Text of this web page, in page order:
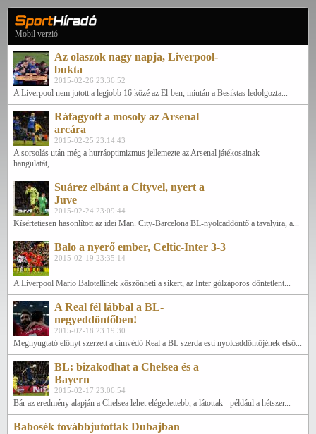
Mobil verzió
Az olaszok nagy napja, Liverpool-
bukta
2015-02-26 23:36:52
A Liverpool nem jutott a legjobb 16 közé az El-ben, miután a Besiktas ledolgozta...
Ráfagyott a mosoly az Arsenal
arcára
2015-02-25 23:14:43
A sorsolás után még a hurráoptimizmus jellemezte az Arsenal játékosainak
hangulatát,...
Suárez elbánt a Cityvel, nyert a
Juve
2015-02-24 23:09:44
Kísértetiesen hasonlított az idei Man. City-Barcelona BL-nyolcaddöntő a tavalyira, a...
Balo a nyerő ember, Celtic-Inter 3-3
2015-02-19 23:35:14
A Liverpool Mario Balotellinek köszönheti a sikert, az Inter gólzáporos döntetlent...
A Real fél lábbal a BL-
negyeddöntőben!
2015-02-18 23:19:30
Megnyugtató előnyt szerzett a címvédő Real a BL szerda esti nyolcaddöntőjének első...
BL: bizakodhat a Chelsea és a
Bayern
2015-02-17 23:06:54
Bár az eredmény alapján a Chelsea lehet elégedettebb, a látottak - például a hétszer...
Babosék továbbjutottak Dubajban